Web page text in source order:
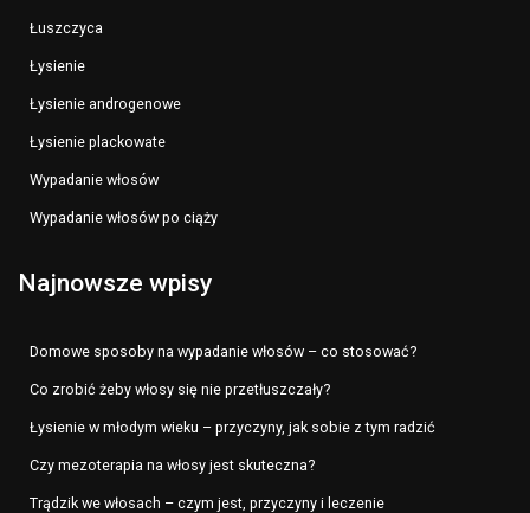
Łuszczyca
Łysienie
Łysienie androgenowe
Łysienie plackowate
Wypadanie włosów
Wypadanie włosów po ciąży
Najnowsze wpisy
Domowe sposoby na wypadanie włosów – co stosować?
Co zrobić żeby włosy się nie przetłuszczały?
Łysienie w młodym wieku – przyczyny, jak sobie z tym radzić
Czy mezoterapia na włosy jest skuteczna?
Trądzik we włosach – czym jest, przyczyny i leczenie